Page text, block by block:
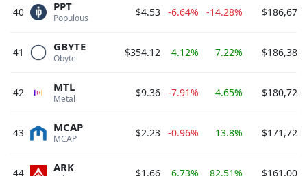
40 Populous
PPT $4.53 -6.64% -14.28%
41 Obyte
GBYTE $354.12 4.12% 7.22%
42 Metal
MTL $9.36 -7.91% 4.65%
43 MCAP
MCAP $2.23 -0.96% 13.8%
44 ARK $1.66 6.73% 82.51%